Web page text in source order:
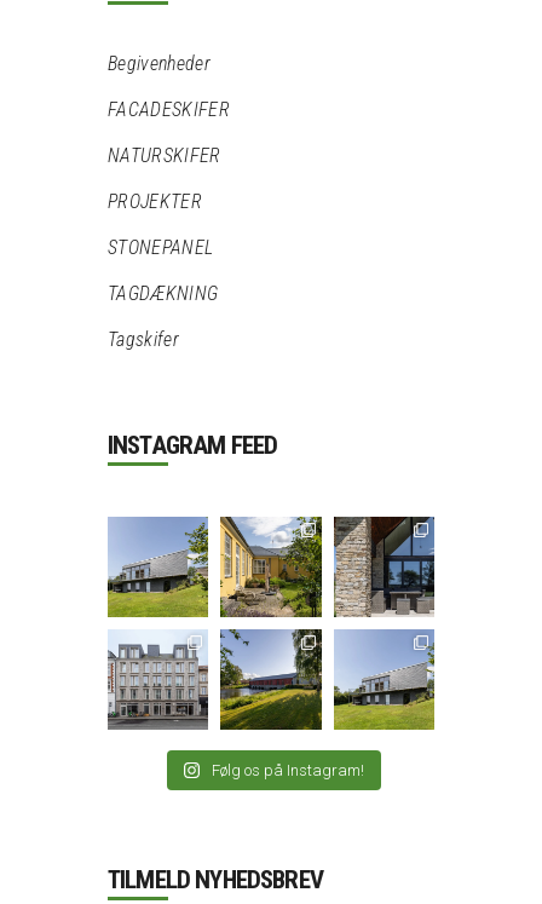
Begivenheder
FACADESKIFER
NATURSKIFER
PROJEKTER
STONEPANEL
TAGDÆKNING
Tagskifer
INSTAGRAM FEED
Følg os på Instagram!
TILMELD NYHEDSBREV